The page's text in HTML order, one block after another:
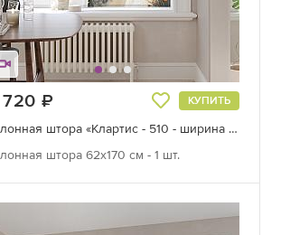
КУПИТЬ
Рулонная штора «Клартис - 510 - ширина 62 см»
штора 62х170 см - 1 шт.